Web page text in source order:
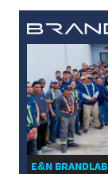
E&N BRANDLAB